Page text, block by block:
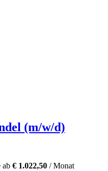
(m/w/d)
ab € 1.022,50 / Monat